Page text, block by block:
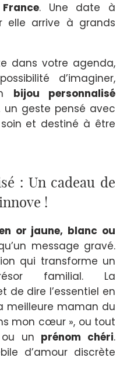
. Une date à
elle arrive à grands
dans votre agenda,
d’imaginer,
bijou personnalisé
un geste pensé avec
et destiné à être
: Un cadeau de
!
or jaune, blanc ou
message gravé.
qui transforme un
familial. La
de dire l’essentiel en
meilleure maman du
mon cœur », ou tout
ou un prénom chéri.
d’amour discrète